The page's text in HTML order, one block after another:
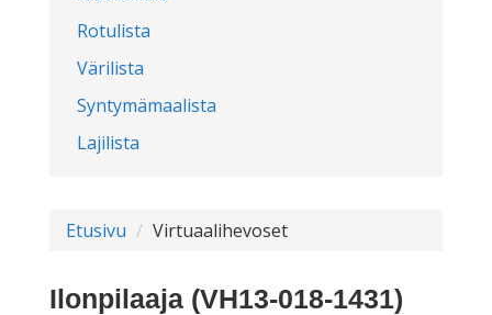
Rotulista
Värilista
Syntymämaalista
Lajilista
Etusivu Virtuaalihevoset
Ilonpilaaja (VH13-018-1431)